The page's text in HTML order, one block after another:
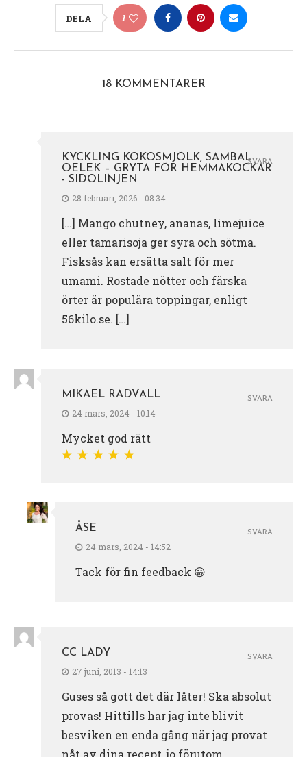
DELA 1
18 KOMMENTARER
KYCKLING KOKOSMJÖLK, SAMBAL
OELEK – GRYTA FÖR HEMMAKOCKAR
- SIDOLINJEN
28 februari, 2026 - 08:34
[…] Mango chutney, ananas, limejuice
eller tamarisoja ger syra och sötma.
Fisksås kan ersätta salt för mer
umami. Rostade nötter och färska
örter är populära toppingar, enligt
56kilo.se. […]
SVARA
MIKAEL RADVALL
24 mars, 2024 - 10:14
Mycket god rätt
SVARA
ÅSE
24 mars, 2024 - 14:52
Tack för fin feedback 😀
SVARA
CC LADY
27 juni, 2013 - 14:13
Guses så gott det där låter! Ska absolut
provas! Hittills har jag inte blivit
besviken en enda gång när jag provat
nåt av dina recept, jo förutom
SVARA